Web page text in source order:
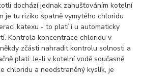
dochází jednak zahušťováním kotelní
je tu riziko špatně vymytého chloridu
katexu - to platí i u automaticky
Kontrola koncentrace chloridu v
zčásti nahradit kontrolu solnosti a
platí: Je-li v kotelní vodě současně
chloridu a neodstraněný kyslík, je